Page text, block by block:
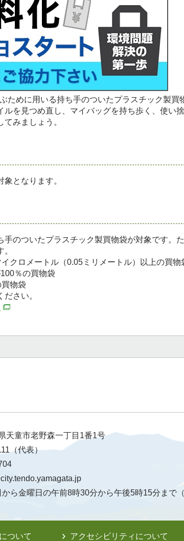
ために用いる持ち手のついたプラスチック製買
を見つめ直し、マイバッグを持ち歩く、使い
みましょう。
となります。
のついたプラスチック製買物袋が対象です。
クロメートル（0.05ミリメートル）以上の買物
％の買物袋
物袋
さい。
天童市老野森一丁目1番1号
（代表）
ら金曜日の午前8時30分から午後5時15分まで
ついて アクセシビリティについて